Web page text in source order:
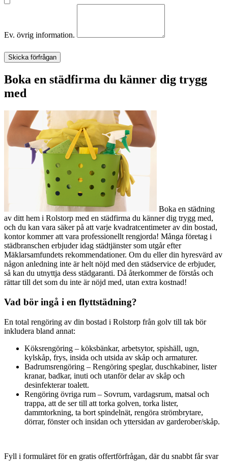
Ev. övrig information.
Skicka förfrågan
Boka en städfirma du känner dig trygg
med
Boka en städning
av ditt hem i Rolstorp med en städfirma du känner dig trygg med,
och du kan vara säker på att varje kvadratcentimeter av din bostad,
kontor kommer att vara professionellt rengjorda! Många företag i
städbranschen erbjuder idag städtjänster som utgår efter
Mäklarsamfundets rekommendationer. Om du eller din hyresvärd av
någon anledning inte är helt nöjd med den städservice de erbjuder,
så kan du utnyttja dess städgaranti. Då återkommer de förstås och
rättar till det som du inte är nöjd med, utan extra kostnad!
Vad bör ingå i en flyttstädning?
En total rengöring av din bostad i Rolstorp från golv till tak bör
inkludera bland annat:
Köksrengöring – köksbänkar, arbetsytor, spishäll, ugn,
kylskåp, frys, insida och utsida av skåp och armaturer.
Badrumsrengöring – Rengöring speglar, duschkabiner, lister
kranar, badkar, inuti och utanför delar av skåp och
desinfekterar toalett.
Rengöring övriga rum – Sovrum, vardagsrum, matsal och
trappa, att de ser till att torka golven, torka lister,
dammtorkning, ta bort spindelnät, rengöra strömbrytare,
dörrar, fönster och insidan och yttersidan av garderober/skåp.
Fyll i formuläret för en gratis offertförfrågan, där du snabbt får svar